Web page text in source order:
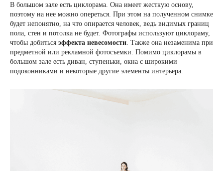
В большом зале есть циклорама. Она имеет жесткую основу,
поэтому на нее можно опереться. При этом на полученном снимке
будет непонятно, на что опирается человек, ведь видимых границ
пола, стен и потолка не будет. Фотографы используют циклораму,
чтобы добиться эффекта невесомости . Также она незаменима при
предметной или рекламной фотосъемки. Помимо циклорамы в
большом зале есть диван, ступеньки, окна с широкими
подоконниками и некоторые другие элементы интерьера.